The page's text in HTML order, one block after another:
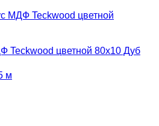
Teckwood цветной 80х10 Дуб